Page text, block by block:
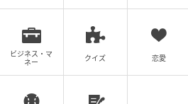
母の日の紅茶は,ベルガモットが香るジャスミ
ム）。
Maison Méert
29, rue Debelleyme
ビジネス・マ
ネー
クイズ 恋愛